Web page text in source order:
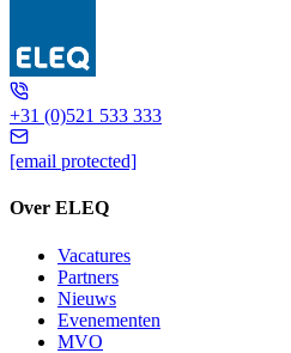
5L1504
+31 (0)521 533 333
[email protected]
Over ELEQ
Vacatures
Partners
Nieuws
Evenementen
MVO